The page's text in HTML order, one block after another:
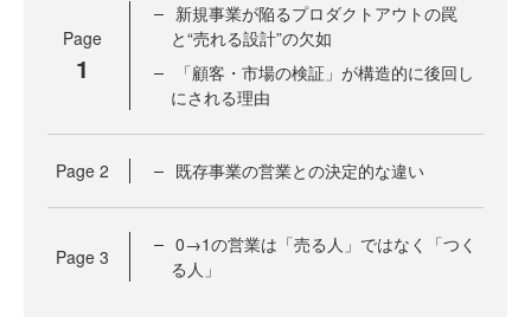
Page
1
新規事業が陥るプロダクトアウトの罠
と“売れる設計”の欠如
「顧客・市場の検証」が構造的に後回し
にされる理由
Page 2 既存事業の営業との決定的な違い
Page 3
0→1の営業は「売る人」ではなく「つく
る人」